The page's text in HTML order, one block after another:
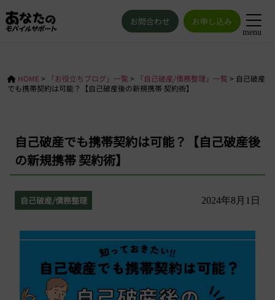
menu
お問合わせ お申し込み
HOME > 「お役立ちブログ」一覧 > 「自己破産/債務整理」一覧 > 自己破産
でも携帯契約は可能？【自己破産後の新規携帯 契約術】
自己破産でも携帯契約は可能？【自己破産後
の新規携帯 契約術】
自己破産/債務整理 2024年8月1日